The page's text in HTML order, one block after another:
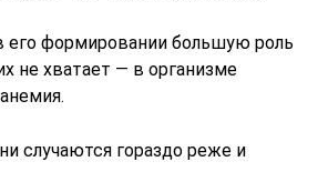
его формировании большую роль
не хватает — в организме
случаются гораздо реже и